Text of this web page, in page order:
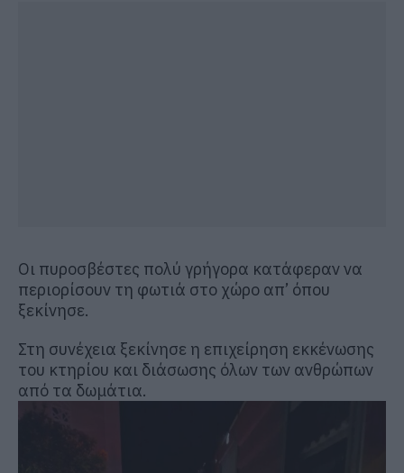
Οι πυροσβέστες πολύ γρήγορα κατάφεραν να
περιορίσουν τη φωτιά στο χώρο απ’ όπου
ξεκίνησε.
Στη συνέχεια ξεκίνησε η επιχείρηση εκκένωσης
του κτηρίου και διάσωσης όλων των ανθρώπων
από τα δωμάτια.